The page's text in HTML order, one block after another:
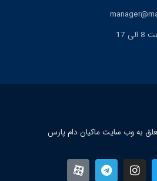
17
به وب سایت ماکیان دام پارس